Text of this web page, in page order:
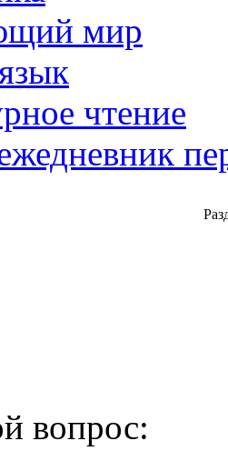
мир
чтение
вопрос: